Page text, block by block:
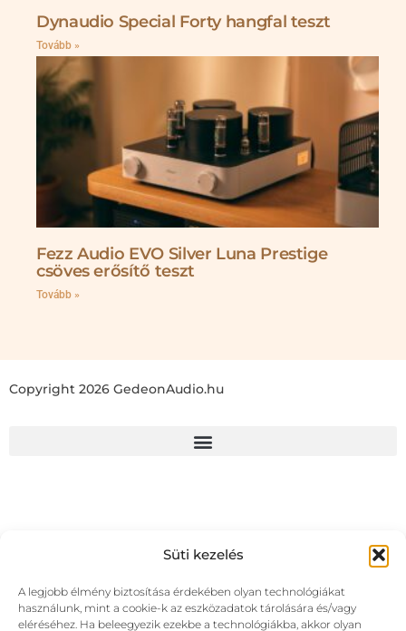
Süti kezelés
A legjobb élmény biztosítása érdekében olyan technológiákat
használunk, mint a cookie-k az eszközadatok tárolására és/vagy
eléréséhez. Ha beleegyezik ezekbe a technológiákba, akkor olyan
Dynaudio Special Forty hangfal teszt
Tovább »
Fezz Audio EVO Silver Luna Prestige
csöves erősítő teszt
Tovább »
Copyright 2026 GedeonAudio.hu